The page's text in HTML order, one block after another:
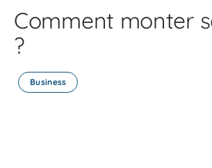
Comment monter
?
Business